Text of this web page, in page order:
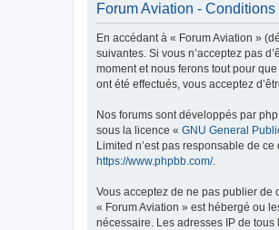
Forum Aviation - Conditions
En accédant à « Forum Aviation »
suivantes. Si vous n’acceptez pas
moment et nous ferons tout pour
ont été effectués, vous acceptez
Nos forums sont développés par
sous la licence « GNU General
Limited n’est pas responsable de
https://www.phpbb.com/.
Vous acceptez de ne pas publier de
« Forum Aviation » est hébergé ou
nécessaire. Les adresses IP de